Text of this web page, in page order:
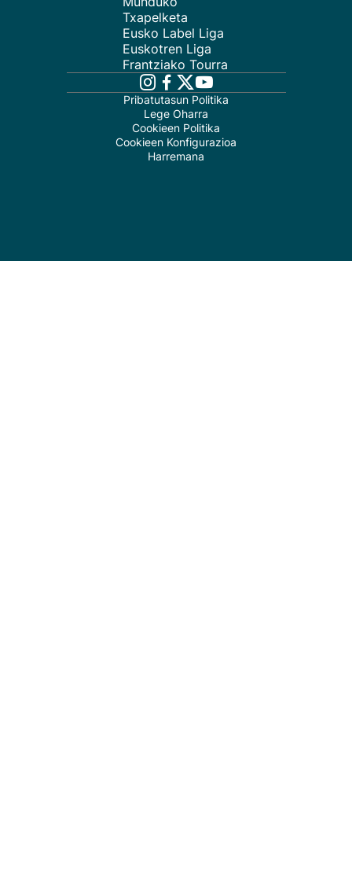
Txapelketa
Eusko Label Liga
Euskotren Liga
Frantziako Tourra
Pribatutasun Politika
Lege Oharra
Cookieen Politika
Cookieen Konfigurazioa
Harremana